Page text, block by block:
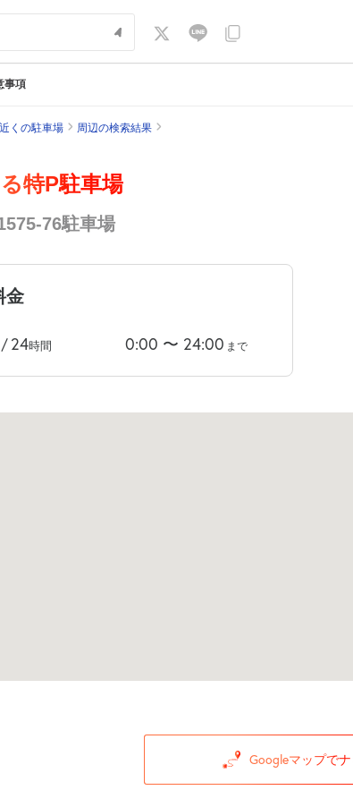
事項
くの駐車場 周辺の検索結果
特P駐車場
76駐車場
金
/ 24時間 0:00 〜 24:00 まで
Googleマップで